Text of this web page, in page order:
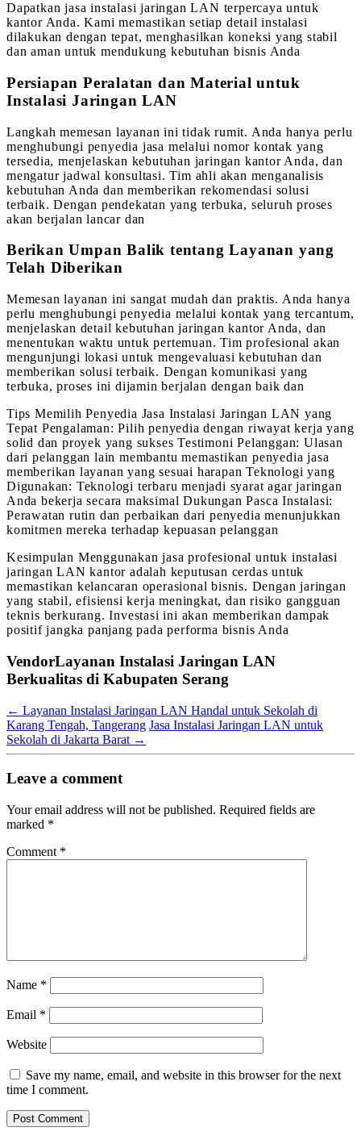
Dapatkan jasa instalasi jaringan LAN terpercaya untuk
kantor Anda. Kami memastikan setiap detail instalasi
dilakukan dengan tepat, menghasilkan koneksi yang stabil
dan aman untuk mendukung kebutuhan bisnis Anda
Persiapan Peralatan dan Material untuk
Instalasi Jaringan LAN
Langkah memesan layanan ini tidak rumit. Anda hanya perlu
menghubungi penyedia jasa melalui nomor kontak yang
tersedia, menjelaskan kebutuhan jaringan kantor Anda, dan
mengatur jadwal konsultasi. Tim ahli akan menganalisis
kebutuhan Anda dan memberikan rekomendasi solusi
terbaik. Dengan pendekatan yang terbuka, seluruh proses
akan berjalan lancar dan
Berikan Umpan Balik tentang Layanan yang
Telah Diberikan
Memesan layanan ini sangat mudah dan praktis. Anda hanya
perlu menghubungi penyedia melalui kontak yang tercantum,
menjelaskan detail kebutuhan jaringan kantor Anda, dan
menentukan waktu untuk pertemuan. Tim profesional akan
mengunjungi lokasi untuk mengevaluasi kebutuhan dan
memberikan solusi terbaik. Dengan komunikasi yang
terbuka, proses ini dijamin berjalan dengan baik dan
Tips Memilih Penyedia Jasa Instalasi Jaringan LAN yang
Tepat Pengalaman: Pilih penyedia dengan riwayat kerja yang
solid dan proyek yang sukses Testimoni Pelanggan: Ulasan
dari pelanggan lain membantu memastikan penyedia jasa
memberikan layanan yang sesuai harapan Teknologi yang
Digunakan: Teknologi terbaru menjadi syarat agar jaringan
Anda bekerja secara maksimal Dukungan Pasca Instalasi:
Perawatan rutin dan perbaikan dari penyedia menunjukkan
komitmen mereka terhadap kepuasan pelanggan
Kesimpulan Menggunakan jasa profesional untuk instalasi
jaringan LAN kantor adalah keputusan cerdas untuk
memastikan kelancaran operasional bisnis. Dengan jaringan
yang stabil, efisiensi kerja meningkat, dan risiko gangguan
teknis berkurang. Investasi ini akan memberikan dampak
positif jangka panjang pada performa bisnis Anda
VendorLayanan Instalasi Jaringan LAN
Berkualitas di Kabupaten Serang
← Layanan Instalasi Jaringan LAN Handal untuk Sekolah di
Karang Tengah, Tangerang Jasa Instalasi Jaringan LAN untuk
Sekolah di Jakarta Barat →
Leave a comment
Your email address will not be published. Required fields are
marked *
Comment *
Name *
Email *
Website
Save my name, email, and website in this browser for the next
time I comment.